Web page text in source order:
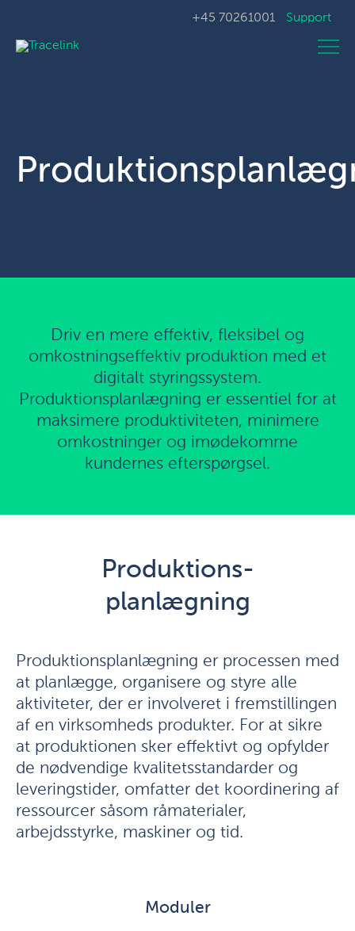
+45 70261001 Support
Driv en mere effektiv, fleksibel og
omkostningseffektiv produktion med et
digitalt styringssystem.
Produktionsplanlægning er essentiel for at
maksimere produktiviteten, minimere
omkostninger og imødekomme
kundernes efterspørgsel.
Produktions-
planlægning
Produktionsplanlægning er processen med
at planlægge, organisere og styre alle
aktiviteter, der er involveret i fremstillingen
af en virksomheds produkter. For at sikre
at produktionen sker effektivt og opfylder
de nødvendige kvalitetsstandarder og
leveringstider, omfatter det koordinering af
ressourcer såsom råmaterialer,
arbejdsstyrke, maskiner og tid.
Moduler